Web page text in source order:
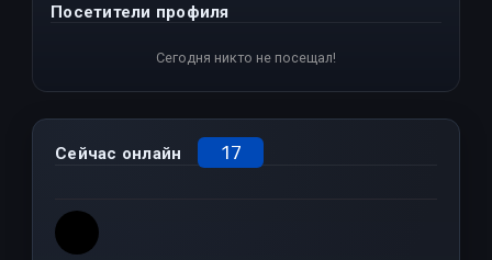
Посетители профиля
Сегодня никто не посещал!
Сейчас онлайн 17